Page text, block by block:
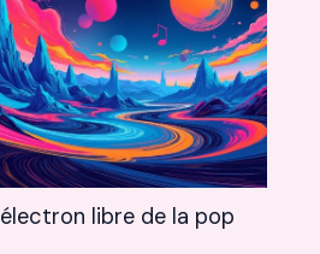
libre de la pop